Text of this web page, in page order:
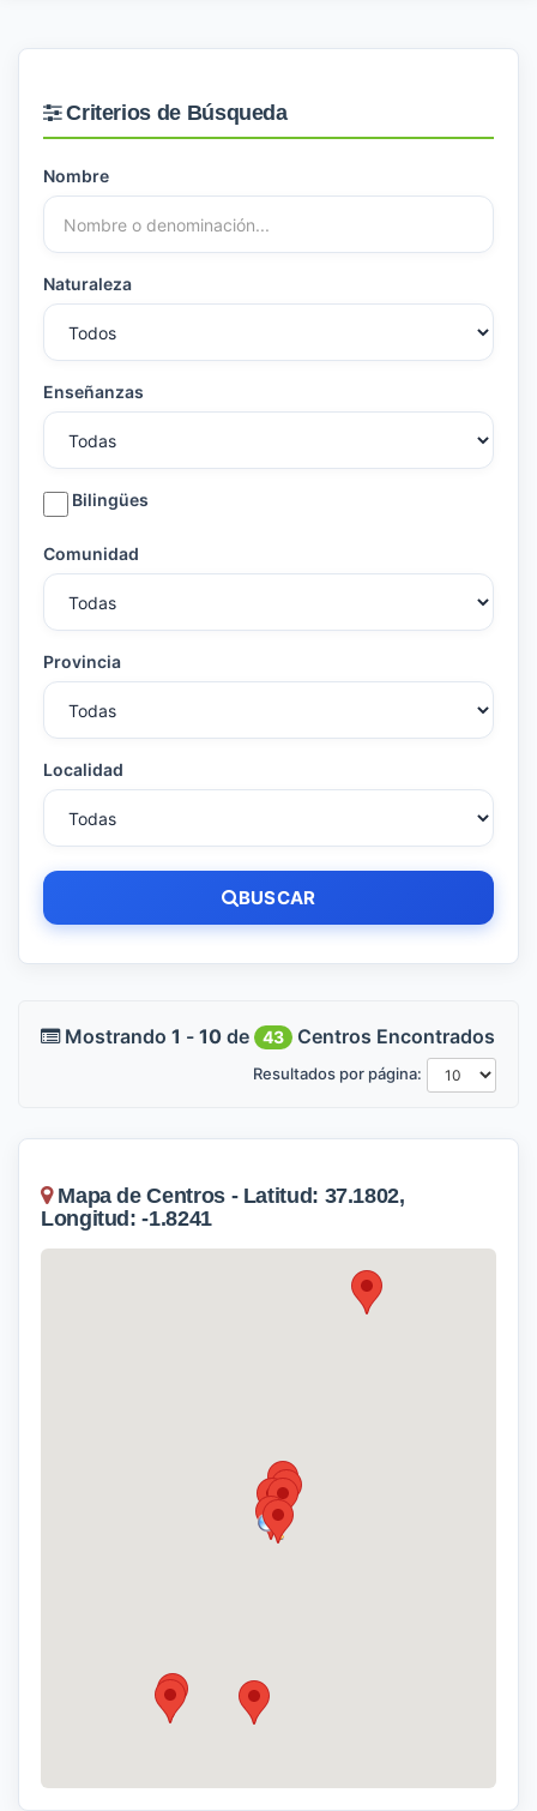
Criterios de Búsqueda
Nombre
Naturaleza
Enseñanzas
Bilingües
Comunidad
Provincia
Localidad
BUSCAR
Mostrando 1 - 10 de 43 Centros Encontrados
Resultados por página:
Mapa de Centros - Latitud: 37.1802,
Longitud: -1.8241